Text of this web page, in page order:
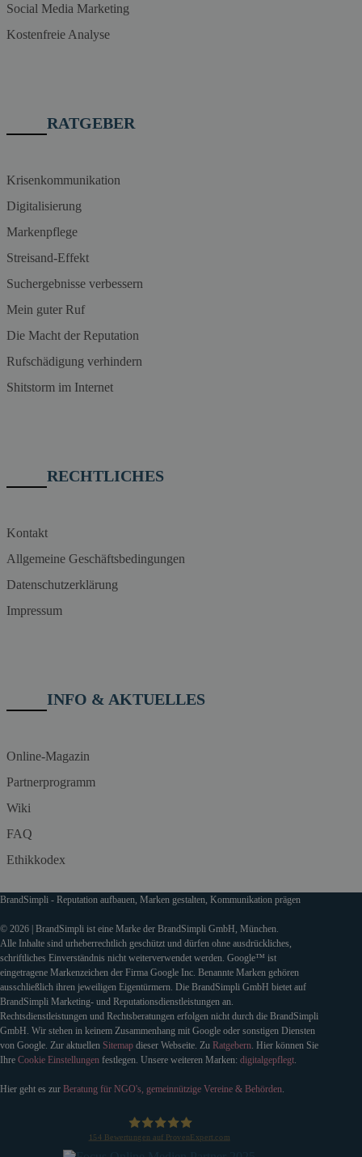
Social Media Marketing
Kostenfreie Analyse
RATGEBER
Krisenkommunikation
Digitalisierung
Markenpflege
Streisand-Effekt
Suchergebnisse verbessern
Mein guter Ruf
Die Macht der Reputation
Rufschädigung verhindern
Shitstorm im Internet
RECHTLICHES
Kontakt
Allgemeine Geschäftsbedingungen
Datenschutzerklärung
Impressum
INFO & AKTUELLES
Online-Magazin
Partnerprogramm
Wiki
FAQ
Ethikkodex
BrandSimpli - Reputation aufbauen, Marken gestalten, Kommunikation prägen
© 2026 | BrandSimpli ist eine Marke der BrandSimpli GmbH, München.
Alle Inhalte sind urheberrechtlich geschützt und dürfen ohne ausdrückliches,
schriftliches Einverständnis nicht weiterverwendet werden. Google™ ist
eingetragene Markenzeichen der Firma Google Inc. Benannte Marken gehören
ausschließlich ihren jeweiligen Eigentürmern. Die BrandSimpli GmbH bietet auf
BrandSimpli Marketing- und Reputationsdienstleistungen an.
Rechtsdienstleistungen und Rechtsberatungen erfolgen nicht durch die BrandSimpli
GmbH. Wir stehen in keinem Zusammenhang mit Google oder sonstigen Diensten
von Google. Zur aktuellen Sitemap dieser Webseite. Zu Ratgebern . Hier können Sie
Ihre Cookie Einstellungen festlegen. Unsere weiteren Marken: digitalgepflegt
Hier geht es zur Beratung für NGO's, gemeinnützige Vereine & Behörden
154 Bewertungen auf ProvenExpert.com